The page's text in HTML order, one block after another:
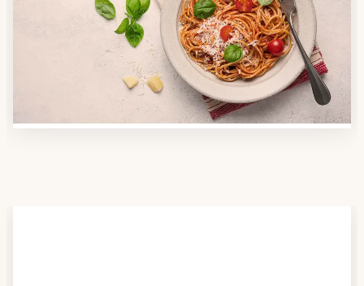
Nutzen Sie unsere große Mahlzeiten-Dienst-Suche,
um herauszufinden, welche Anbieter es in Ihrer
Region gibt und welcher am besten zu Ihnen passt.
Verschaffen Sie sich auch einen Überblick über die
Essen auf Rädern-Kosten.